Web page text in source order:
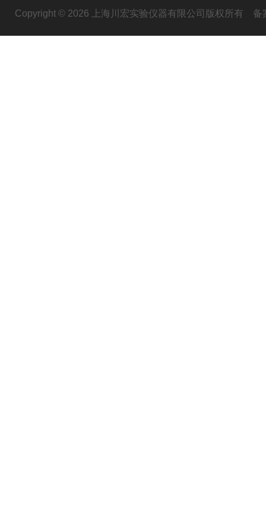
Copyright © 2026 上海川宏实验仪器有限公司版权所有 备